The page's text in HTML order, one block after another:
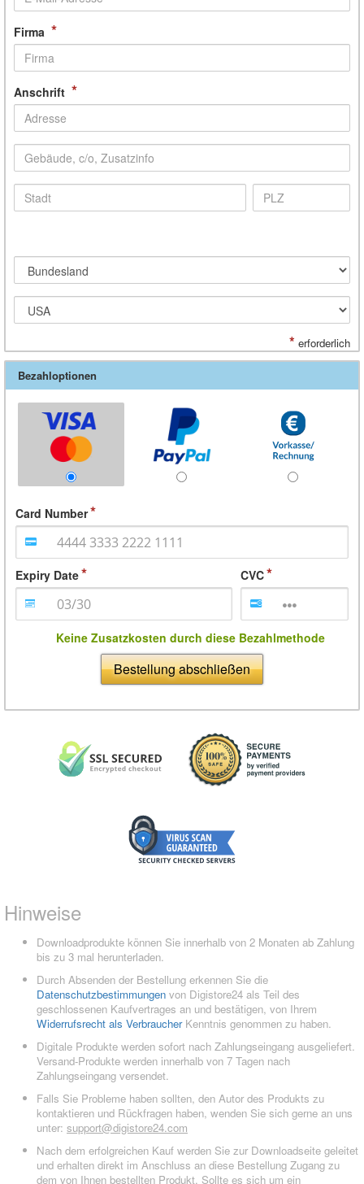
Firma *
Anschrift *
* erforderlich
Bezahloptionen
Card Number
Expiry Date CVC
Keine Zusatzkosten durch diese Bezahlmethode
Bestellung abschließen
Hinweise
Downloadprodukte können Sie innerhalb von 2 Monaten ab Zahlung
bis zu 3 mal herunterladen.
Durch Absenden der Bestellung erkennen Sie die
Datenschutzbestimmungen von Digistore24 als Teil des
geschlossenen Kaufvertrages an und bestätigen, von Ihrem
Widerrufsrecht als VerbraucherKenntnis genommen zu haben.
Digitale Produkte werden sofort nach Zahlungseingang ausgeliefert.
Versand-Produkte werden innerhalb von 7 Tagen nach
Zahlungseingang versendet.
Falls Sie Probleme haben sollten, den Autor des Produkts zu
kontaktieren und Rückfragen haben, wenden Sie sich gerne an uns
unter: support@digistore24.com
Nach dem erfolgreichen Kauf werden Sie zur Downloadseite geleitet
und erhalten direkt im Anschluss an diese Bestellung Zugang zu
dem von Ihnen bestellten Produkt. Sollte es sich um ein